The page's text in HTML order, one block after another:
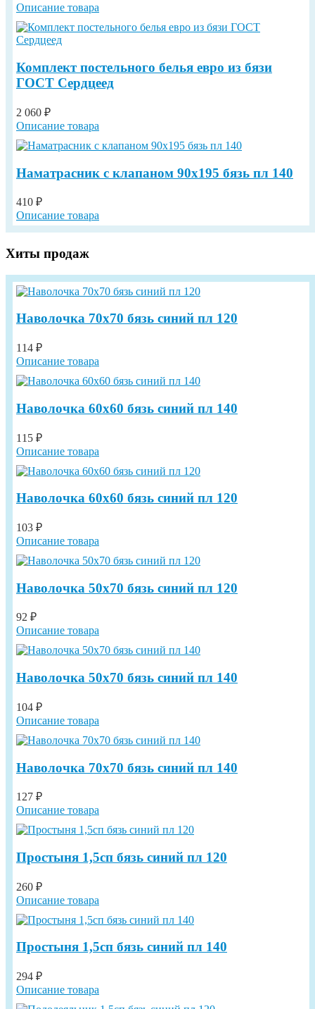
Описание товара
Комплект постельного белья евро из бязи
ГОСТ Сердцеед
2 060 ₽
Описание товара
Наматрасник с клапаном 90х195 бязь пл 140
410 ₽
Описание товара
Хиты продаж
Наволочка 70х70 бязь синий пл 120
114 ₽
Описание товара
Наволочка 60х60 бязь синий пл 140
115 ₽
Описание товара
Наволочка 60х60 бязь синий пл 120
103 ₽
Описание товара
Наволочка 50х70 бязь синий пл 120
92 ₽
Описание товара
Наволочка 50х70 бязь синий пл 140
104 ₽
Описание товара
Наволочка 70х70 бязь синий пл 140
127 ₽
Описание товара
Простыня 1,5сп бязь синий пл 120
260 ₽
Описание товара
Простыня 1,5сп бязь синий пл 140
294 ₽
Описание товара